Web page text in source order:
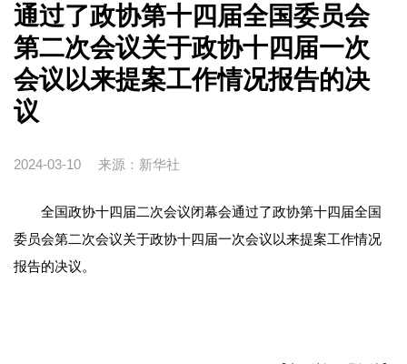
通过了政协第十四届全国委员会
第二次会议关于政协十四届一次
会议以来提案工作情况报告的决
议
2024-03-10 来源：新华社
全国政协十四届二次会议闭幕会通过了政协第十四届全国
委员会第二次会议关于政协十四届一次会议以来提案工作情况
报告的决议。